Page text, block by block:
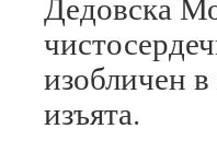
изобличен
изъята.